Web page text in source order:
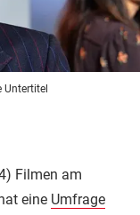
Untertitel
Filmen am
eine Umfrage